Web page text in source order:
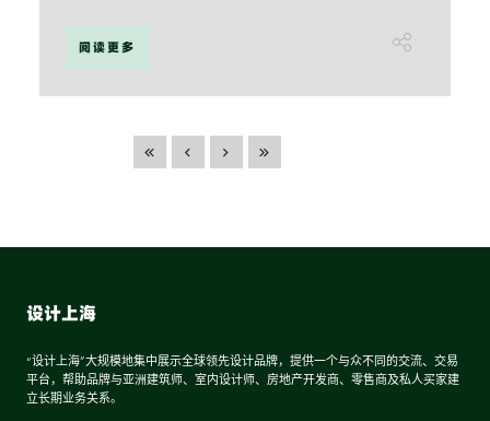
阅读更多
设计上海
“设计上海”大规模地集中展示全球领先设计品牌，提供一个与众不同的交流、交易
平台，帮助品牌与亚洲建筑师、室内设计师、房地产开发商、零售商及私人买家建
立长期业务关系。